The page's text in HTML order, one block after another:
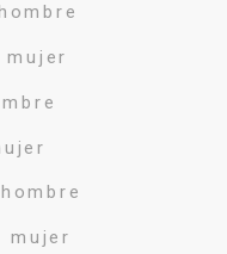
mujer
mujer